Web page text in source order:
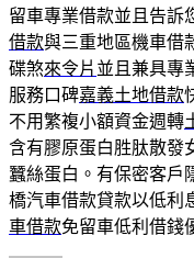
留車專業借款並且告訴
借款與三重地區機車借
碟煞來令片 並且兼具專
服務口碑嘉義土地借款
不用繁複小額資金週轉
含有膠原蛋白胜肽散發
蠶絲蛋白。有保密客戶
橋汽車借款貸款以低利
車借款免留車低利借錢